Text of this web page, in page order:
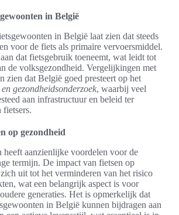
in België
in België laat zien dat steeds
voor de fiets als primaire vervoersmiddel.
dat fietsgebruik toeneemt, wat leidt tot
de volksgezondheid. Vergelijkingen met
zien dat België goed presteert op het
en gezondheidsonderzoek, waarbij veel
aan infrastructuur en beleid ter
fietsers.
op gezondheid
heeft aanzienlijke voordelen voor de
termijn. De impact van fietsen op
uit tot het verminderen van het risico
wat een belangrijk aspect is voor
generaties. Het is opmerkelijk dat
in België kunnen bijdragen aan